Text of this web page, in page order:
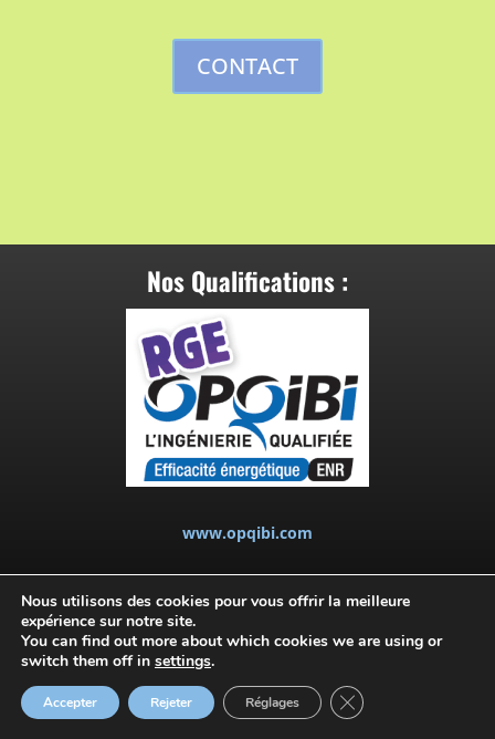
CONTACT
Nos Qualifications :
www.opqibi.com
1407
Étude d’éclairage intérieur
1331Etude thermique réglementaire “maison individuelle”
1332Etude thermique réglementaire “bâtiment collectif
d’habitation et/ou tertiaire”
> Voir toutes les qualifications de CETRALP
Nous utilisons des cookies pour vous offrir la meilleure
expérience sur notre site.
You can find out more about which cookies we are using or
switch them off in settings.
Accepter Rejeter Réglages Fermer la bannière